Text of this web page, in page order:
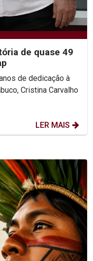
de quase 49
Cristina Carvalho
LER MAIS